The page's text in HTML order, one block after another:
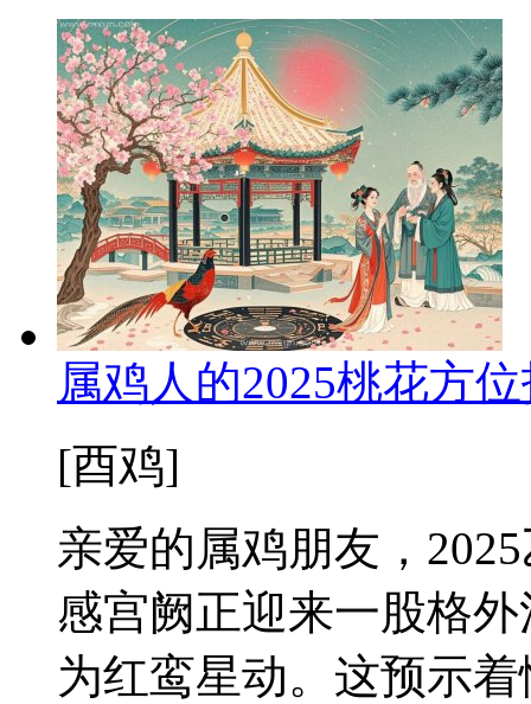
属鸡人的2025桃花方
[酉鸡]
亲爱的属鸡朋友，
感宫阙正迎来一股格
为红鸾星动。这预示